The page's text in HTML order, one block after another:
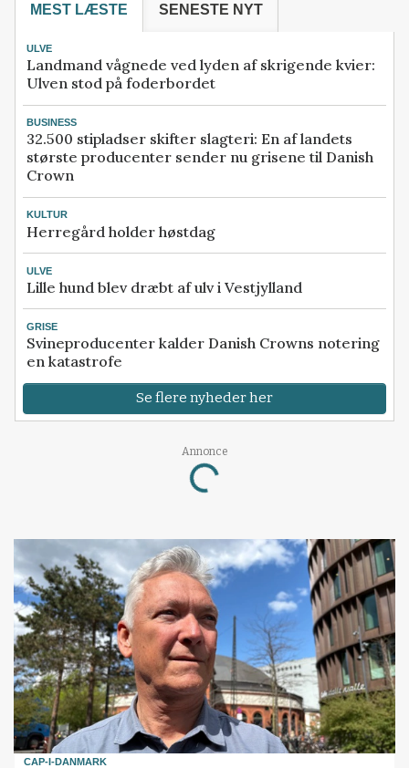
MEST LÆSTE SENESTE NYT
ULVE
Landmand vågnede ved lyden af skrigende kvier:
Ulven stod på foderbordet
BUSINESS
32.500 stipladser skifter slagteri: En af landets
største producenter sender nu grisene til Danish
Crown
KULTUR
Herregård holder høstdag
ULVE
Lille hund blev dræbt af ulv i Vestjylland
GRISE
Svineproducenter kalder Danish Crowns notering
en katastrofe
Se flere nyheder her
Annonce
Loading...
CAP-I-DANMARK